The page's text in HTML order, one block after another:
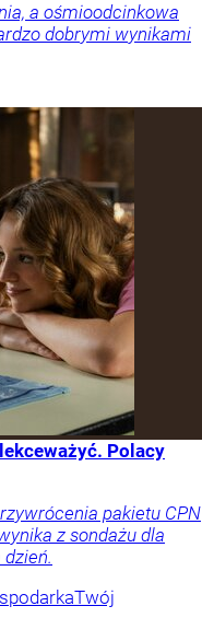
a ośmioodcinkowa
dobrymi wynikami
Polacy
pakietu CPN
z sondażu dla
Twój